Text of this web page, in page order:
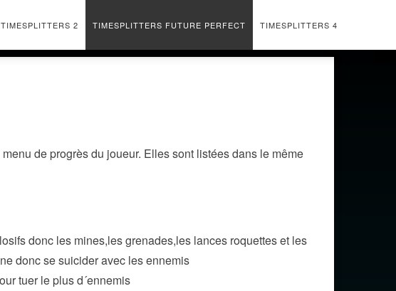
TIMESPLITTERS 2 TIMESPLITTERS FUTURE PERFECT TIMESPLITTERS 4
de progrès du joueur. Elles sont listées dans le même
donc les mines,les grenades,les lances roquettes et les
donc se suicider avec les ennemis
tuer le plus d´ennemis